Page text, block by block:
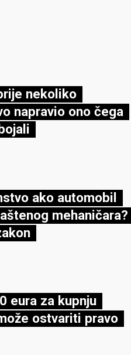
nekoliko
napravio ono čega
ako automobil
mehaničara?
eura za kupnju
ostvariti pravo